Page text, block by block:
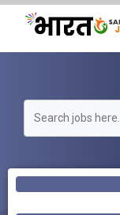
Skip
content